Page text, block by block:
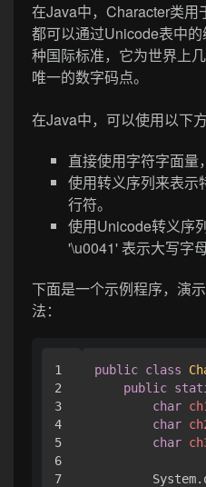
在Java中，Character类用
都可以通过Unicode表中
种国际标准，它为世界上
唯一的数字码点。
在Java中，可以使用以下
直接使用字符字面量
使用转义序列来表示
行符。
使用Unicode转义序
'\u0041' 表示大写字母
下面是一个示例程序，演
法：
1
2
3
4
5
6
7
public class
public
char
char
char